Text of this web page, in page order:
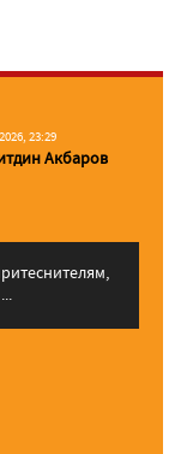
23:29
Акбаров